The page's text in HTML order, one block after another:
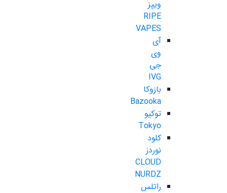
ویپز
RIPE
VAPES
آی
وی
جی
IVG
بازوکا
Bazooka
توکیو
Tokyo
کلود
نوردز
CLOUD
NURDZ
راتلس